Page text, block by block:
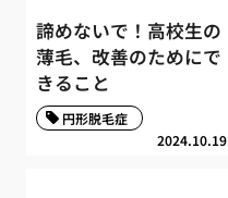
諦めないで！高校生の
薄毛、改善のためにで
きること
2024.10.19
円形脱毛症